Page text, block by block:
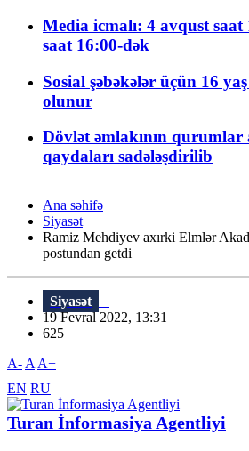
Media icmalı: 4 avqust
saat 16:00-dək
Sosial şəbəkələr üçün 16
olunur
Dövlət əmlakının qurumlar
qaydaları sadələşdirilib
Ana səhifə
Siyasət
Ramiz Mehdiyev axırki Elmlər
postundan getdi
Siyasət
19 Fevral 2022, 13:31
625
A- A A+
EN RU
Turan İnformasiya Agentliyi